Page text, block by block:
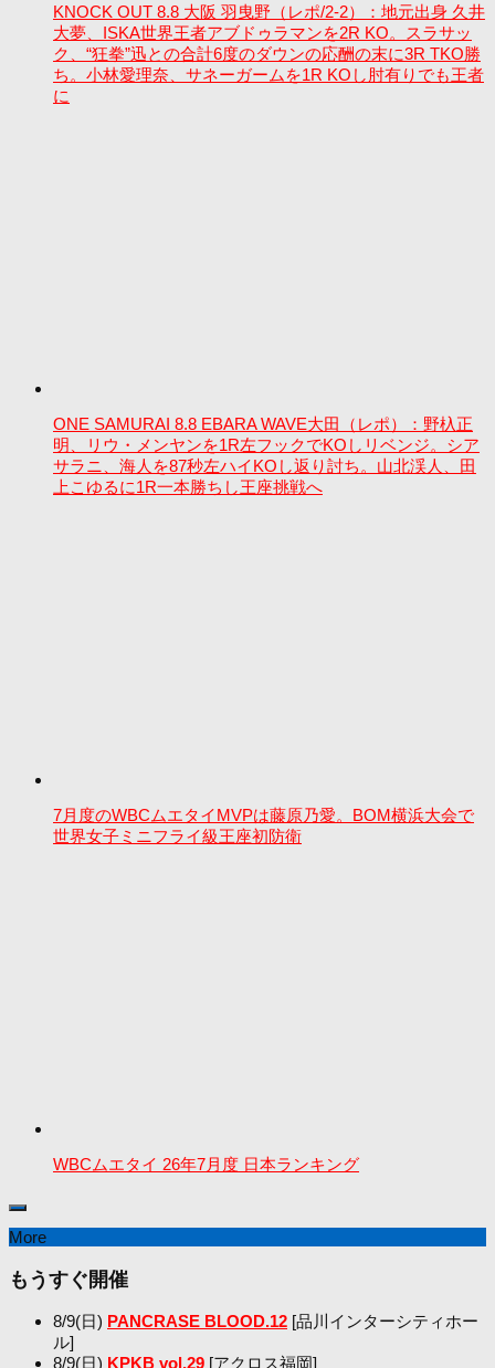
KNOCK OUT 8.8 大阪 羽曳野（レポ/2-2）：地元出身 久井
大夢、ISKA世界王者アブドゥラマンを2R KO。スラサッ
ク、“狂拳”迅との合計6度のダウンの応酬の末に3R TKO勝
ち。小林愛理奈、サネーガームを1R KOし肘有りでも王者
に
ONE SAMURAI 8.8 EBARA WAVE大田（レポ）：野杁正
明、リウ・メンヤンを1R左フックでKOしリベンジ。シア
サラニ、海人を87秒左ハイKOし返り討ち。山北渓人、田
上こゆるに1R一本勝ちし王座挑戦へ
7月度のWBCムエタイMVPは藤原乃愛。BOM横浜大会で
世界女子ミニフライ級王座初防衛
WBCムエタイ 26年7月度 日本ランキング
More
もうすぐ開催
8/9(日) PANCRASE BLOOD.12 [品川インターシティホー
ル]
8/9(日) KPKB vol.29 [アクロス福岡]